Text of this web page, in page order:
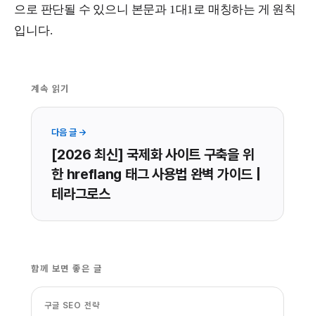
으로 판단될 수 있으니 본문과 1대1로 매칭하는 게 원칙
입니다.
계속 읽기
다음 글 →
[2026 최신] 국제화 사이트 구축을 위
한 hreflang 태그 사용법 완벽 가이드 |
테라그로스
함께 보면 좋은 글
구글 SEO 전략